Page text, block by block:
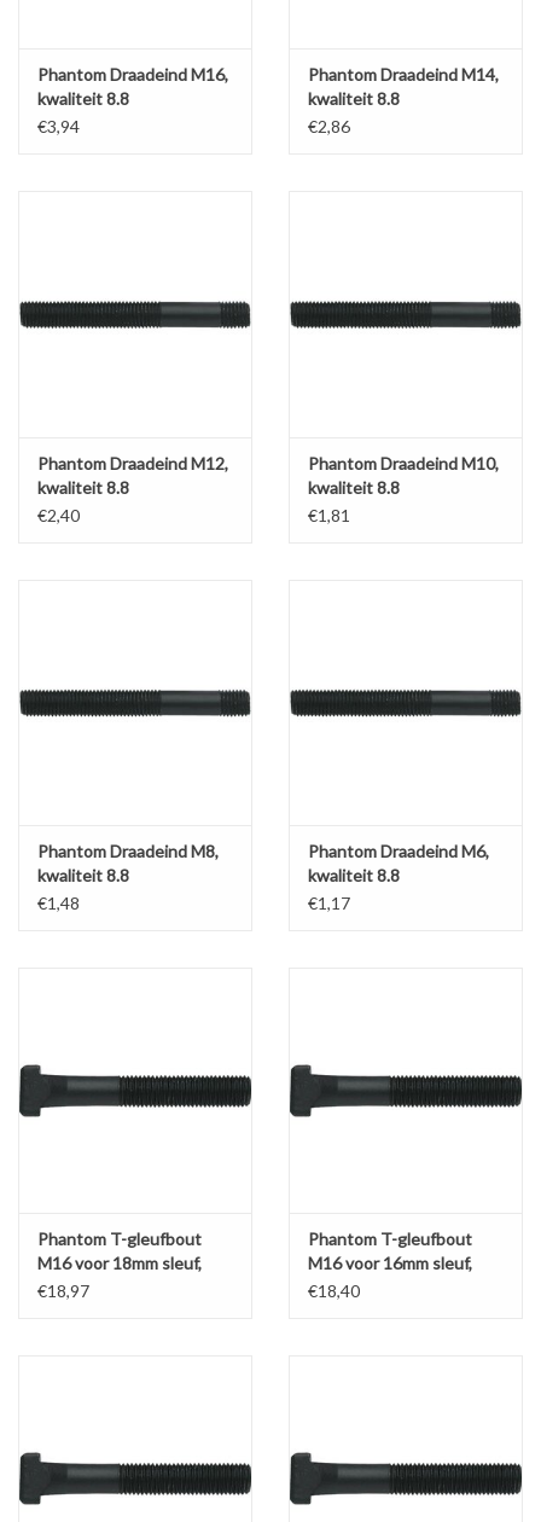
Relatiegeschenken |
Onderdelen |
Phantom Draadeind M16,
kwaliteit 8.8
€3,94
Phantom Draadeind M14,
kwaliteit 8.8
€2,86
Phantom Draadeind M12,
kwaliteit 8.8
€2,40
Phantom Draadeind M10,
kwaliteit 8.8
€1,81
Phantom Draadeind M8,
kwaliteit 8.8
€1,48
Phantom Draadeind M6,
kwaliteit 8.8
€1,17
Phantom T-gleufbout
M16 voor 18mm sleuf,
kwaliteit 8.8 a18
€18,97
Phantom T-gleufbout
M16 voor 16mm sleuf,
kwaliteit 8.8 a16
€18,40